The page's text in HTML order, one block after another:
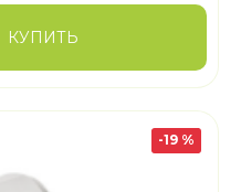
КУПИТЬ
-19 %